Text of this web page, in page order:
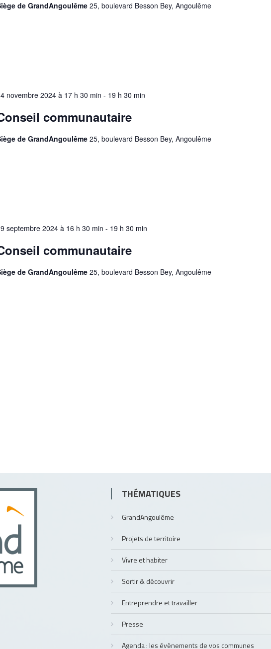
de GrandAngoulême25, boulevard Besson Bey, Angoulême
novembre 2024 à 17 h 30 min - 19 h 30 min
communautaire
de GrandAngoulême25, boulevard Besson Bey, Angoulême
septembre 2024 à 16 h 30 min - 19 h 30 min
communautaire
de GrandAngoulême25, boulevard Besson Bey, Angoulême
THÉMATIQUES
GrandAngoulême
Projets de territoire
Vivre et habiter
Sortir & découvrir
Entreprendre et travailler
Presse
Agenda : les évènements de vos communes